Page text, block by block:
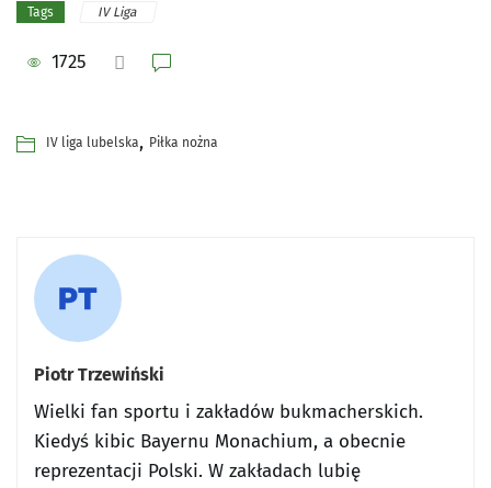
Tags IV Liga
1725
IV liga lubelska, Piłka nożna
Piotr Trzewiński
Wielki fan sportu i zakładów bukmacherskich.
Kiedyś kibic Bayernu Monachium, a obecnie
reprezentacji Polski. W zakładach lubię